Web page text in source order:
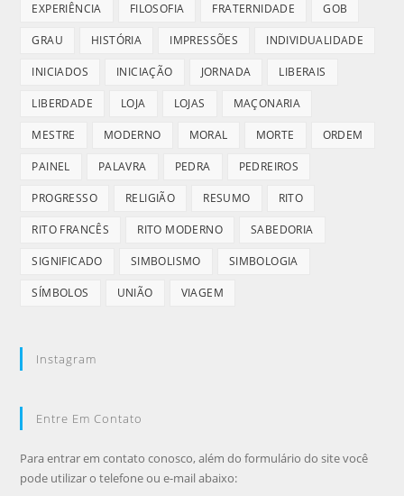
EXPERIÊNCIA FILOSOFIA FRATERNIDADE GOB
GRAU HISTÓRIA IMPRESSÕES INDIVIDUALIDADE
INICIADOS INICIAÇÃO JORNADA LIBERAIS
LIBERDADE LOJA LOJAS MAÇONARIA
MESTRE MODERNO MORAL MORTE ORDEM
PAINEL PALAVRA PEDRA PEDREIROS
PROGRESSO RELIGIÃO RESUMO RITO
RITO FRANCÊS RITO MODERNO SABEDORIA
SIGNIFICADO SIMBOLISMO SIMBOLOGIA
SÍMBOLOS UNIÃO VIAGEM
Instagram
Entre Em Contato
Para entrar em contato conosco, além do formulário do site você
pode utilizar o telefone ou e-mail abaixo: